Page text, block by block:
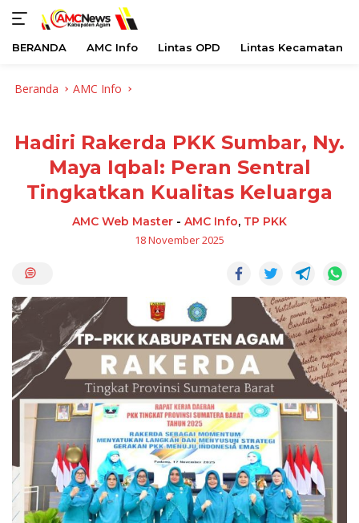
BERANDA AMC Info Lintas OPD Lintas Kecamatan
Beranda AMC Info
Hadiri Rakerda PKK Sumbar, Ny.
Maya Iqbal: Peran Sentral
Tingkatkan Kualitas Keluarga
AMC Web Master - AMC Info, TP PKK
18 November 2025